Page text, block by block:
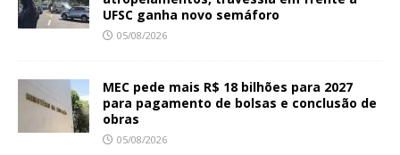
UFSC ganha novo semáforo
05/08/2026
MEC pede mais R$ 18 bilhões para 2027
para pagamento de bolsas e conclusão de
obras
05/08/2026